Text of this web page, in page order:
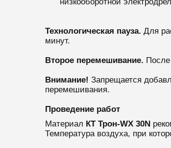
Технологическая пауза. Для
минут.
Второе перемешивание.
Внимание! Запрещается
перемешивания.
Проведение работ
Материал КТ Трон-WX 30N
Температура воздуха, при